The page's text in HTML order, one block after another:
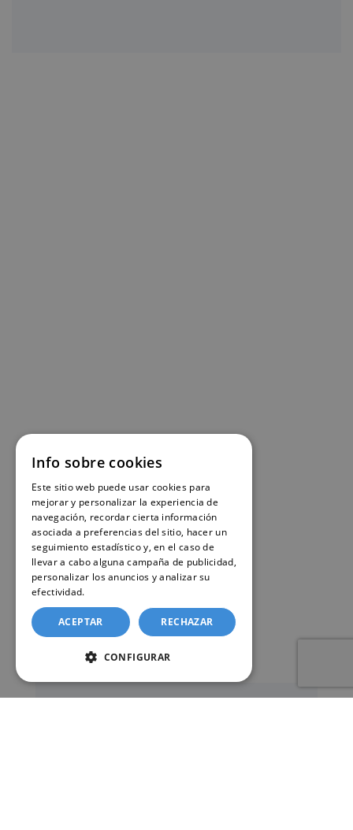
Info sobre cookies
Este sitio web puede usar cookies para
mejorar y personalizar la experiencia de
navegación, recordar cierta información
asociada a preferencias del sitio, hacer un
seguimiento estadístico y, en el caso de
llevar a cabo alguna campaña de publicidad,
personalizar los anuncios y analizar su
efectividad.
ACEPTAR RECHAZAR
CONFIGURAR